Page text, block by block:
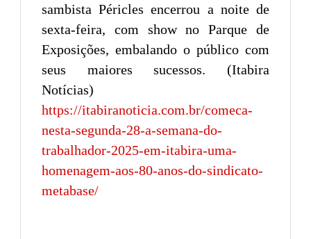
sambista Péricles encerrou a noite de
sexta-feira, com show no Parque de
Exposições, embalando o público com
seus maiores sucessos. (Itabira
Notícias)
https://itabiranoticia.com.br/comeca-
nesta-segunda-28-a-semana-do-
trabalhador-2025-em-itabira-uma-
homenagem-aos-80-anos-do-sindicato-
metabase/